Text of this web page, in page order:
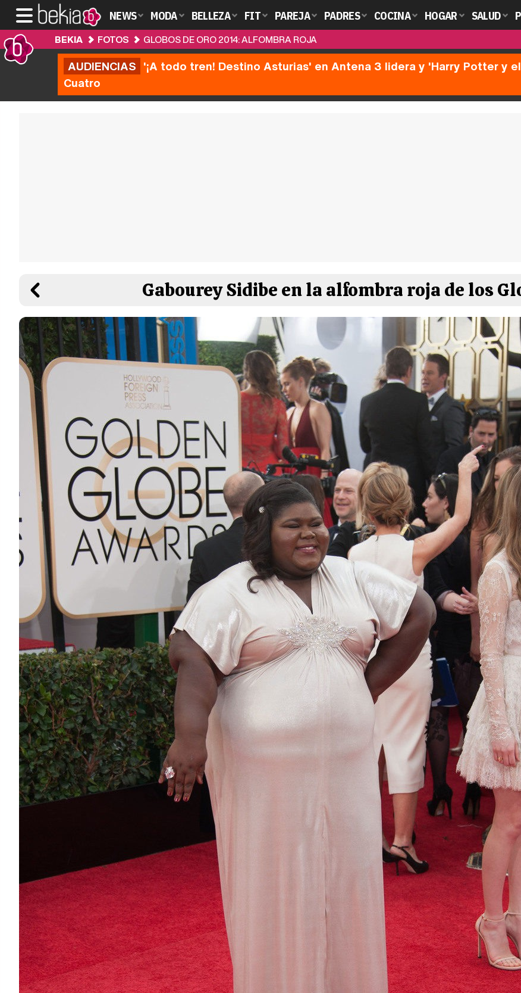
NEWS MODA BELLEZA FIT PAREJA PADRES COCINA HOGAR SALUD
BEKIA FOTOS GLOBOS DE ORO 2014: ALFOMBRA ROJA
AUDIENCIAS '¡A todo tren! Destino Asturias' en Antena 3 lidera y 'Harry Potter y
Cuatro
Gabourey Sidibe en la alfombra roja de los